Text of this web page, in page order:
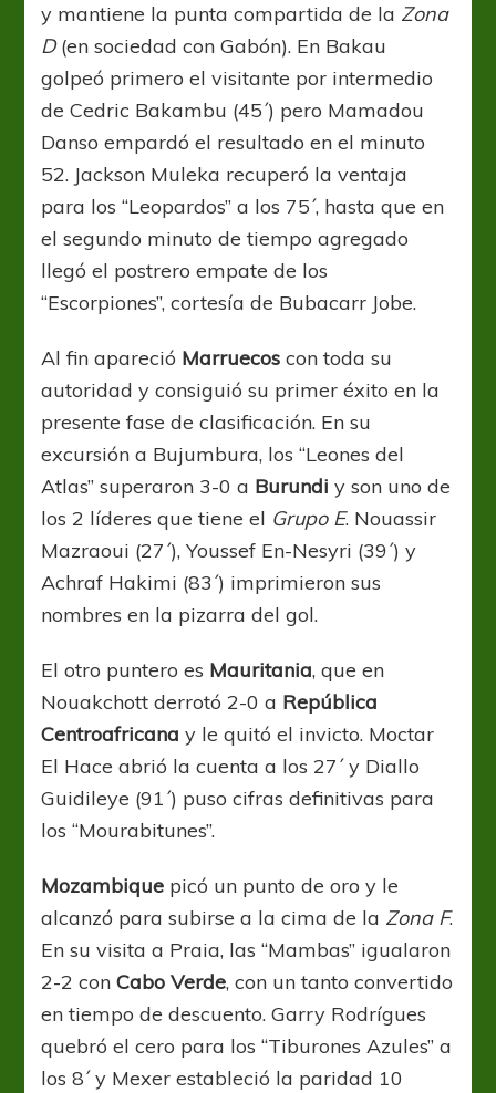
y mantiene la punta compartida de la Zona
D(en sociedad con Gabón). En Bakau
golpeó primero el visitante por intermedio
de Cedric Bakambu (45´) pero Mamadou
Danso empardó el resultado en el minuto
52. Jackson Muleka recuperó la ventaja
para los “Leopardos” a los 75´, hasta que en
el segundo minuto de tiempo agregado
llegó el postrero empate de los
“Escorpiones”, cortesía de Bubacarr Jobe.
Al fin apareció Marruecos con toda su
autoridad y consiguió su primer éxito en la
presente fase de clasificación. En su
excursión a Bujumbura, los “Leones del
Atlas” superaron 3-0 a Burundi y son uno de
los 2 líderes que tiene el Grupo E. Nouassir
Mazraoui (27´), Youssef En-Nesyri (39´) y
Achraf Hakimi (83´) imprimieron sus
nombres en la pizarra del gol.
El otro puntero es Mauritania, que en
Nouakchott derrotó 2-0 a República
Centroafricana y le quitó el invicto. Moctar
El Hace abrió la cuenta a los 27´ y Diallo
Guidileye (91´) puso cifras definitivas para
los “Mourabitunes”.
Mozambique picó un punto de oro y le
alcanzó para subirse a la cima de la Zona F.
En su visita a Praia, las “Mambas” igualaron
2-2 conCabo Verde, con un tanto convertido
en tiempo de descuento. Garry Rodrígues
quebró el cero para los “Tiburones Azules” a
los 8´ y Mexer estableció la paridad 10